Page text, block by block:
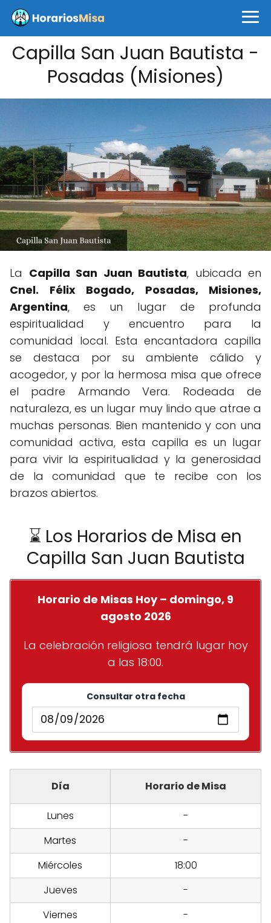
Capilla San Juan Bautista -
Posadas (Misiones)
La Capilla San Juan Bautista, ubicada en
Cnel. Félix Bogado, Posadas, Misiones,
Argentina, es un lugar de profunda
espiritualidad y encuentro para la
comunidad local. Esta encantadora capilla
se destaca por su ambiente cálido y
acogedor, y por la hermosa misa que ofrece
el padre Armando Vera. Rodeada de
naturaleza, es un lugar muy lindo que atrae a
muchas personas. Bien mantenido y con una
comunidad activa, esta capilla es un lugar
para vivir la espiritualidad y la generosidad
de la comunidad que te recibe con los
brazos abiertos.
⌛ Los Horarios de Misa en
Capilla San Juan Bautista
Horario de Misas Hoy – domingo, 9
agosto 2026
La celebración religiosa tendrá lugar hoy
a las 18:00.
Consultar otra fecha
Día Horario de Misa
Lunes
-
Martes
-
Miércoles
18:00
Jueves
-
Viernes
-